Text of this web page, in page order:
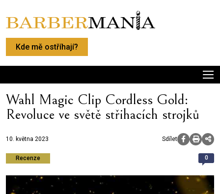
Kde mě ostříhají?
Wahl Magic Clip Cordless Gold:
Revoluce ve světě střihacích strojků
10. května 2023 Sdílet
Recenze 0